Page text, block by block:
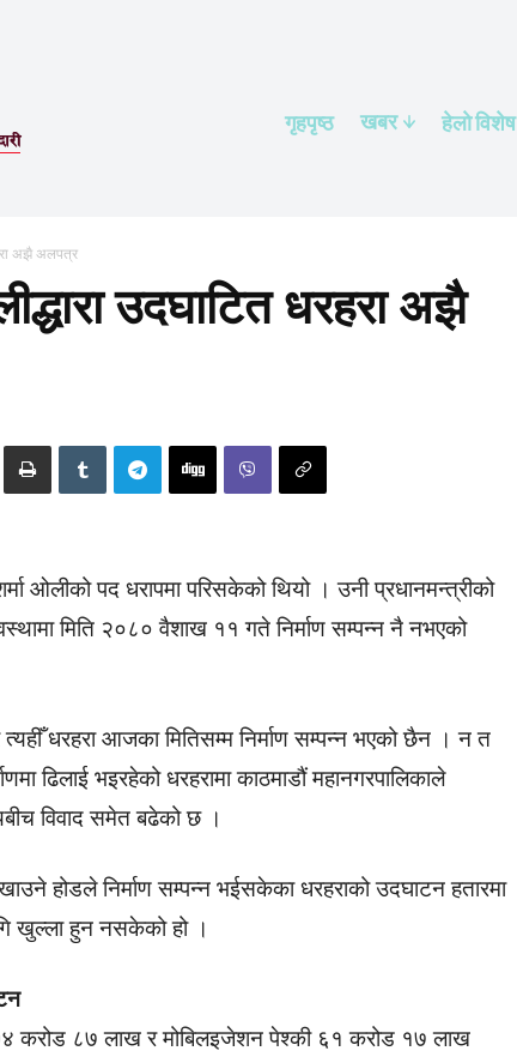
गृहपृष्ठ खबर हेलाे विशेष
अझै अलपत्र
उदघाटित धरहरा अझै
ओलीको पद धरापमा परिसकेको थियो । उनी प्रधानमन्त्रीको
मिति २०८० वैशाख ११ गते निर्माण सम्पन्न नै नभएको
धरहरा आजका मितिसम्म निर्माण सम्पन्न भएको छैन । न त
ढिलाई भइरहेको धरहरामा काठमाडौं महानगरपालिकाले
विवाद समेत बढेको छ ।
होडले निर्माण सम्पन्न भईसकेका धरहराको उदघाटन हतारमा
खुल्ला हुन नसकेको हो ।
करोड ८७ लाख र मोबिलइजेशन पेश्की ६१ करोड १७ लाख